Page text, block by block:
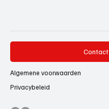
Contact
Algemene voorwaarden
Privacybeleid